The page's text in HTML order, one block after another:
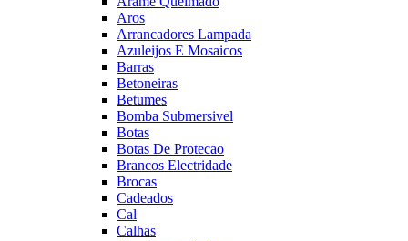
Aros
Arrancadores Lampada
Azuleijos E Mosaicos
Barras
Betoneiras
Betumes
Bomba Submersivel
Botas
Botas De Protecao
Brancos Electridade
Brocas
Cadeados
Cal
Calhas